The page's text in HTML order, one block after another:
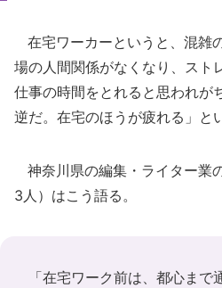
在宅ワーカーというと、混雑
場の人間関係がなくなり、スト
仕事の時間をとれると思われが
逆だ。在宅のほうが疲れる」と
神奈川県の編集・ライター業
3人）はこう語る。
「在宅ワーク前は、都心ま